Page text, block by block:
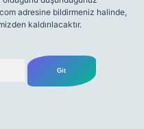
adresine bildirmeniz halinde,
kaldırılacaktır.